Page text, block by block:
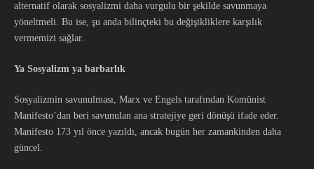
alternatif olarak sosyalizmi daha vurgulu bir şekilde savunmaya
yöneltmeli. Bu ise, şu anda bilinçteki bu değişikliklere karşılık
vermemizi sağlar.
Ya Sosyalizm ya barbarlık
Sosyalizmin savunulması, Marx ve Engels tarafından Komünist
Manifesto’dan beri savunulan ana stratejiye geri dönüşü ifade eder.
Manifesto 173 yıl önce yazıldı, ancak bugün her zamankinden daha
güncel.